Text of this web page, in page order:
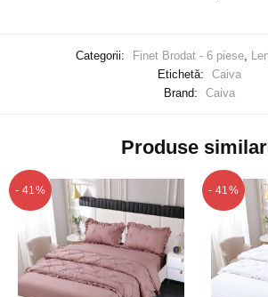
Categorii: Finet Brodat - 6 piese
Etichetă:
Caiva
Brand:
Caiva
Produse
- 41% - 41%